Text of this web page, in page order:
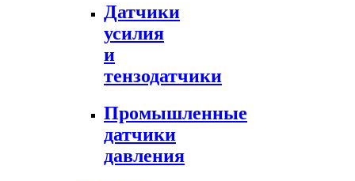
Датчики
усилия
и
тензодатчики
Промышленные
датчики
давления